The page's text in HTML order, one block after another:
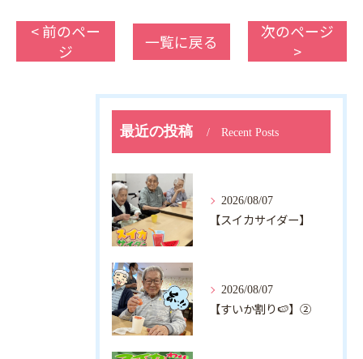
< 前のペー
ジ
一覧に戻る
次のページ
>
最近の投稿 Recent Posts
2026/08/07
【スイカサイダー】
2026/08/07
【すいか割り🍉】②